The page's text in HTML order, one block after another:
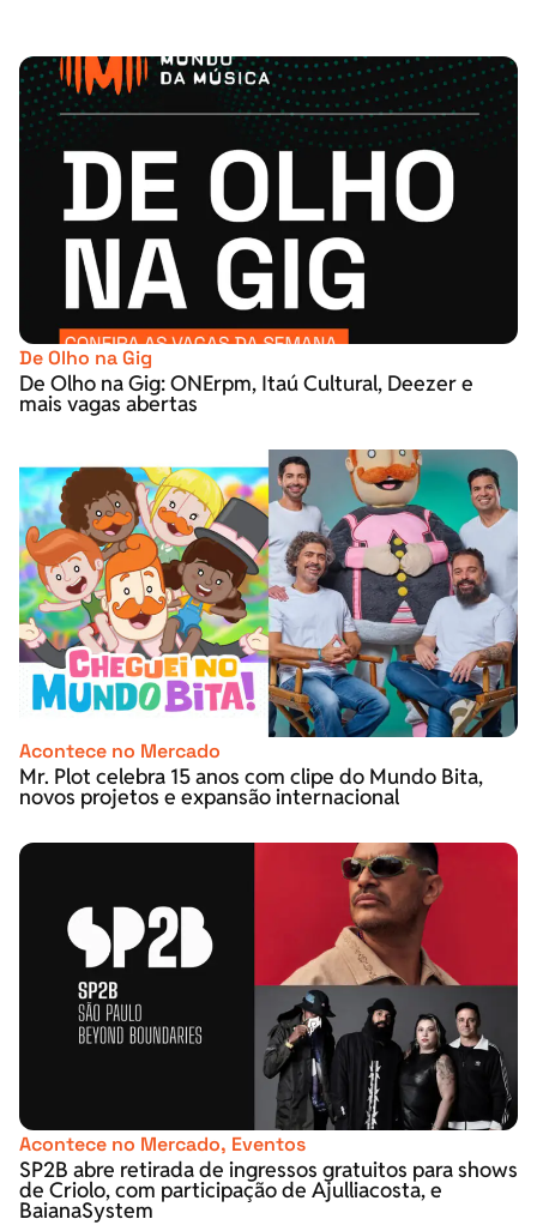
De Olho na Gig
De Olho na Gig: ONErpm, Itaú Cultural, Deezer e
mais vagas abertas
Acontece no Mercado
Mr. Plot celebra 15 anos com clipe do Mundo Bita,
novos projetos e expansão internacional
Acontece no Mercado, Eventos
SP2B abre retirada de ingressos gratuitos para shows
de Criolo, com participação de Ajulliacosta, e
BaianaSystem